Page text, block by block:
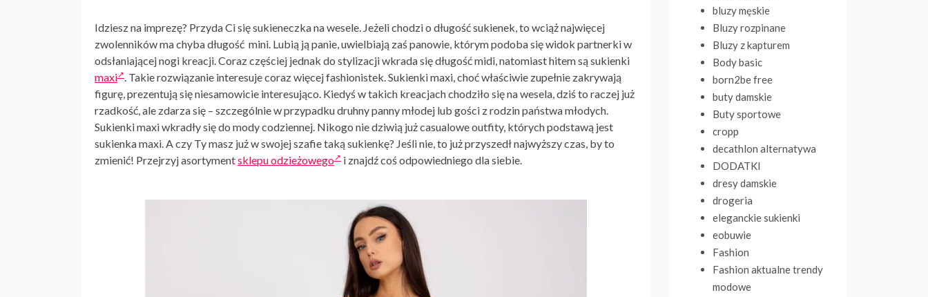
Idziesz na imprezę? Przyda Ci się sukieneczka na wesele. Jeżeli chodzi o długość sukienek, to wciąż najwięcej
zwolenników ma chyba długość mini. Lubią ją panie, uwielbiają zaś panowie, którym podoba się widok partnerki w
odsłaniającej nogi kreacji. Coraz częściej jednak do stylizacji wkrada się długość midi, natomiast hitem sąsukienki
maxi . Takie rozwiązanie interesuje coraz więcej fashionistek. Sukienki maxi, choć właściwie zupełnie zakrywają
figurę, prezentują się niesamowicie interesująco. Kiedyś w takich kreacjach chodziło się na wesela, dziś to raczej już
rzadkość, ale zdarza się – szczególnie w przypadku druhny panny młodej lub gości z rodzin państwa młodych.
Sukienki maxi wkradły się do mody codziennej. Nikogo nie dziwią już casualowe outfity, których podstawą jest
sukienka maxi. A czy Ty masz już w swojej szafie taką sukienkę? Jeśli nie, to już przyszedł najwyższy czas, by to
zmienić! Przejrzyj asortymentsklepu odzieżowego i znajdź coś odpowiedniego dla siebie.
bluzy męskie
Bluzy rozpinane
Bluzy z kapturem
Body basic
born2be free
buty damskie
Buty sportowe
cropp
decathlon alternatywa
DODATKI
dresy damskie
drogeria
eleganckie sukienki
eobuwie
Fashion
Fashion aktualne trendy
modowe